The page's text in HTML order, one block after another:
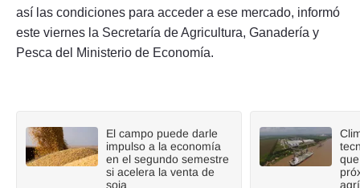
así las condiciones para acceder a ese mercado, informó
este viernes la Secretaría de Agricultura, Ganadería y
Pesca del Ministerio de Economía.
El campo puede darle
impulso a la economía
en el segundo semestre
si acelera la venta de
soja